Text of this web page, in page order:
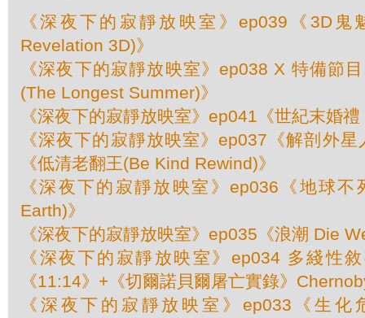
《深夜下的寂靜放映室》ep039《3D鬼
Revelation 3D)》
《深夜下的寂靜放映室》ep038 X 特備節
(The Longest Summer)》
《深夜下的寂靜放映室》ep041《世紀末婚
《深夜下的寂靜放映室》ep037《解剖外
《低清老翻王(Be Kind Rewind)》
《深夜下的寂靜放映室》ep036《地球不
Earth)》
《深夜下的寂靜放映室》ep035《浪潮 Die
《深夜下的寂靜放映室》ep034 多綫性
《11:14》+《切爾諾貝爾屠亡實錄》
《深夜下的寂靜放映室》ep033《生化